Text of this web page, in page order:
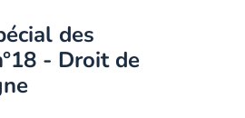
des
- Droit de